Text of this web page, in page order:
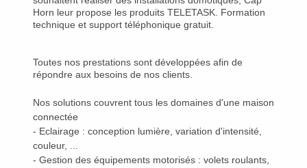
Horn leur propose les produits TELETASK. Formation
technique et support téléphonique gratuit.
Toutes nos prestations sont développées afin de
répondre aux besoins de nos clients.
Nos solutions couvrent tous les domaines d'une maison
connectée
- Eclairage : conception lumière, variation d'intensité,
couleur, ...
- Gestion des équipements motorisés : volets roulants,